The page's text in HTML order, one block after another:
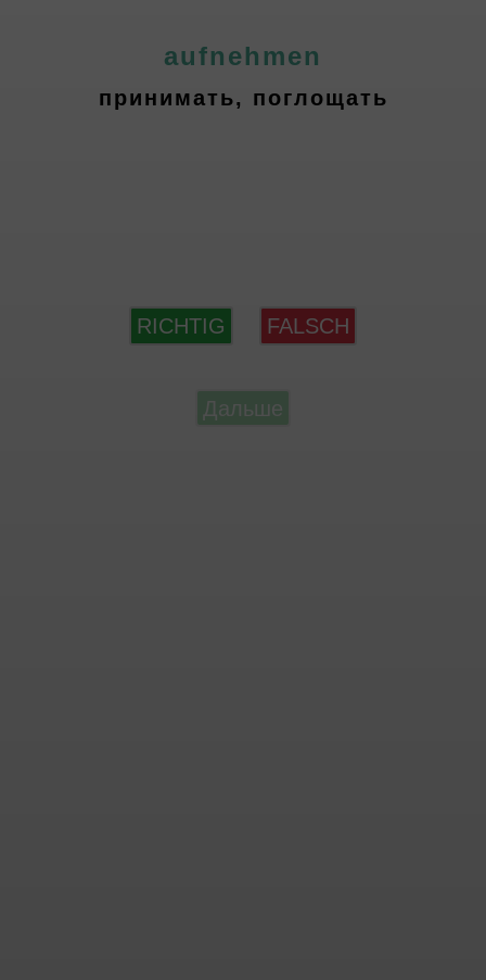
aufnehmen
принимать, поглощать
RICHTIG FALSCH
Дальше